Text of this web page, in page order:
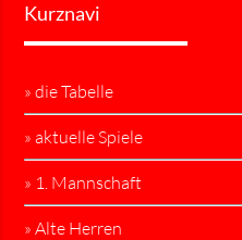
Kurznavi
» die Tabelle
» aktuelle Spiele
» 1. Mannschaft
» Alte Herren